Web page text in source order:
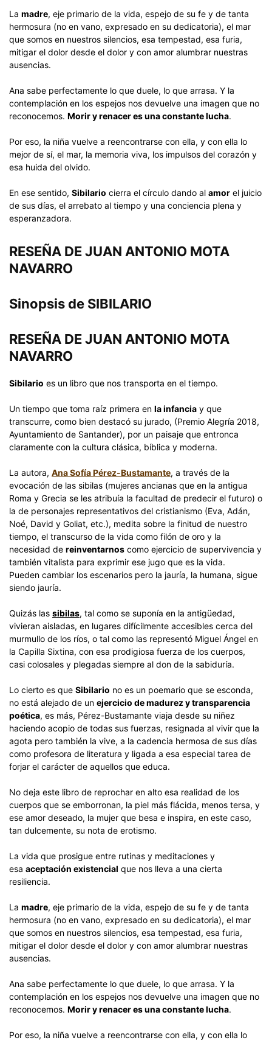
La madre, eje primario de la vida, espejo de su fe y de tanta
hermosura (no en vano, expresado en su dedicatoria), el mar
que somos en nuestros silencios, esa tempestad, esa furia,
mitigar el dolor desde el dolor y con amor alumbrar nuestras
ausencias.
Ana sabe perfectamente lo que duele, lo que arrasa. Y la
contemplación en los espejos nos devuelve una imagen que no
reconocemos. Morir y renacer es una constante lucha.
Por eso, la niña vuelve a reencontrarse con ella, y con ella lo
mejor de sí, el mar, la memoria viva, los impulsos del corazón y
esa huida del olvido.
En ese sentido, Sibilario cierra el círculo dando al amor el juicio
de sus días, el arrebato al tiempo y una conciencia plena y
esperanzadora.
RESEÑA DEJUAN ANTONIO MOTA
NAVARRO
Sinopsis de SIBILARIO
RESEÑA DEJUAN ANTONIO MOTA
NAVARRO
Sibilario es un libro que nos transporta en el tiempo.
Un tiempo que toma raíz primera en la infancia y que
transcurre, como bien destacó su jurado, (Premio Alegría 2018,
Ayuntamiento de Santander), por un paisaje que entronca
claramente con la cultura clásica, bíblica y moderna.
La autora, Ana Sofía Pérez-Bustamante, a través de la
evocación de las sibilas (mujeres ancianas que en la antigua
Roma y Grecia se les atribuía la facultad de predecir el futuro) o
la de personajes representativos del cristianismo (Eva, Adán,
Noé, David y Goliat, etc.), medita sobre la finitud de nuestro
tiempo, el transcurso de la vida como filón de oro y la
necesidad de reinventarnos como ejercicio de supervivencia y
también vitalista para exprimir ese jugo que es la vida.
Pueden cambiar los escenarios pero la jauría, la humana, sigue
siendo jauría.
Quizás las sibilas, tal como se suponía en la antigüedad,
vivieran aisladas, en lugares difícilmente accesibles cerca del
murmullo de los ríos, o tal como las representó Miguel Ángel en
la Capilla Sixtina, con esa prodigiosa fuerza de los cuerpos,
casi colosales y plegadas siempre al don de la sabiduría.
Lo cierto es que Sibilario no es un poemario que se esconda,
no está alejado de un ejercicio de madurez y transparencia
poética, es más, Pérez-Bustamante viaja desde su niñez
haciendo acopio de todas sus fuerzas, resignada al vivir que la
agota pero también la vive, a la cadencia hermosa de sus días
como profesora de literatura y ligada a esa especial tarea de
forjar el carácter de aquellos que educa.
No deja este libro de reprochar en alto esa realidad de los
cuerpos que se emborronan, la piel más flácida, menos tersa, y
ese amor deseado, la mujer que besa e inspira, en este caso,
tan dulcemente, su nota de erotismo.
La vida que prosigue entre rutinas y meditaciones y
esa aceptación existencial que nos lleva a una cierta
resiliencia.
La madre, eje primario de la vida, espejo de su fe y de tanta
hermosura (no en vano, expresado en su dedicatoria), el mar
que somos en nuestros silencios, esa tempestad, esa furia,
mitigar el dolor desde el dolor y con amor alumbrar nuestras
ausencias.
Ana sabe perfectamente lo que duele, lo que arrasa. Y la
contemplación en los espejos nos devuelve una imagen que no
reconocemos. Morir y renacer es una constante lucha.
Por eso, la niña vuelve a reencontrarse con ella, y con ella lo